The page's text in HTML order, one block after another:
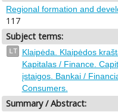
Regional formation and
117
Subject terms:
LT Klaipėda. Klaipėdos
Kapitalas / Finance.
įstaigos. Bankai /
Consumers.
Summary / Abstract: